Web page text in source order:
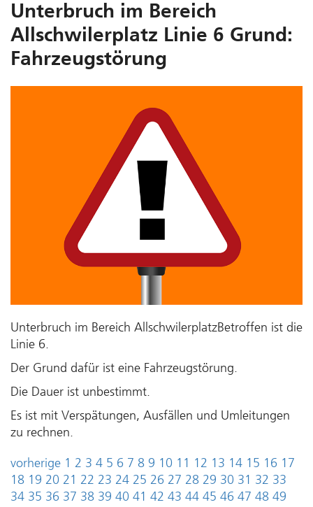
Unterbruch im Bereich
Allschwilerplatz Linie 6 Grund:
Fahrzeugstörung
Unterbruch im Bereich AllschwilerplatzBetroffen ist die
Linie 6.
Der Grund dafür ist eine Fahrzeugstörung.
Die Dauer ist unbestimmt.
Es ist mit Verspätungen, Ausfällen und Umleitungen
zu rechnen.
vorherige 1 2 3 4 5 6 7 8 9 10 11 12 13 14 15 16 17
18 19 20 21 22 23 24 25 26 27 28 29 30 31 32 33
34 35 36 37 38 39 40 41 42 43 44 45 46 47 48 49